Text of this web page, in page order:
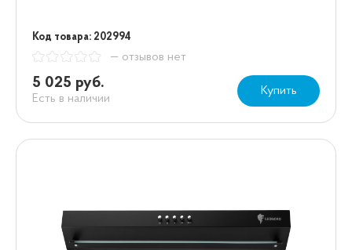
Код товара: 202994
— отзывов нет
5 025 руб.
Есть в наличии
Купить